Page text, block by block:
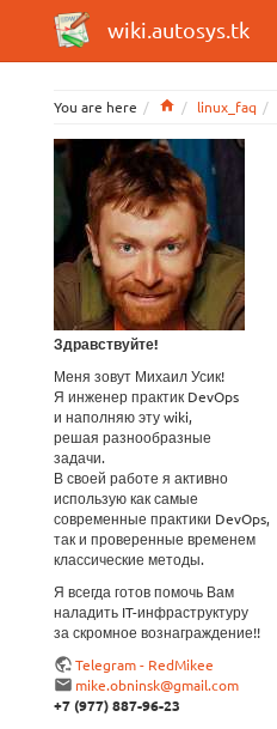
wiki.autosys.tk
You are here Homelinux_faq
Здравствуйте!
Меня зовут Михаил Усик!
Я инженер практик DevOps
и наполняю эту wiki,
решая разнообразные
задачи.
В своей работе я активно
использую как самые
современные практики DevOps,
так и проверенные временем
классические методы.
Я всегда готов помочь Вам
наладить IT-инфраструктуру
за скромное вознаграждение!!
Telegram - RedMikee
mike.obninsk@gmail.com
+7 (977) 887-96-23